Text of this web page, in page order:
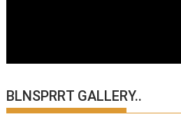
BLNSPRRT GALLERY..